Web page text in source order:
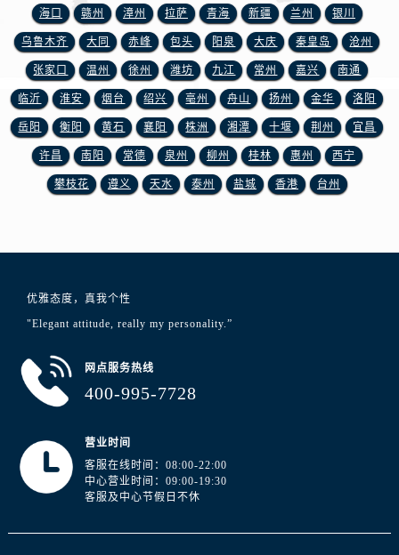
江西省吉安市吉州区井冈山大道浪琴售后服务中心（需提前预约）
江西省景德镇市珠山区珠山中路浪琴售后服务中心（需提前预约）
江西省九江市浔阳区浔阳路浪琴售后服务中心（需提前预约）
江西省南昌市红谷滩新区红谷中大道998号绿地双子塔（中央广场）A1座办公楼14层1407室浪琴售后服务中心（需提前预约）
江西省萍乡市安源区萍安北大道与康庄路交叉口浪琴售后服务中心（需提前预约）
江西省上饶市信州区滨江西路浪琴售后服务中心（需提前预约）
江西省新余市渝水区北湖西路浪琴售后服务中心（需提前预约）
海口 赣州 漳州 拉萨 青海 新疆 兰州 银川
乌鲁木齐 大同 赤峰 包头 阳泉 大庆 秦皇岛 沧州
张家口 温州 徐州 潍坊 九江 常州 嘉兴 南通
临沂 淮安 烟台 绍兴 亳州 舟山 扬州 金华 洛阳
岳阳 衡阳 黄石 襄阳 株洲 湘潭 十堰 荆州 宜昌
许昌 南阳 常德 泉州 柳州 桂林 惠州 西宁
攀枝花 遵义 天水 泰州 盐城 香港 台州
优雅态度，真我个性
"Elegant attitude, really my personality.”
网点服务热线
400-995-7728
营业时间
客服在线时间：08:00-22:00
中心营业时间：09:00-19:30
客服及中心节假日不休